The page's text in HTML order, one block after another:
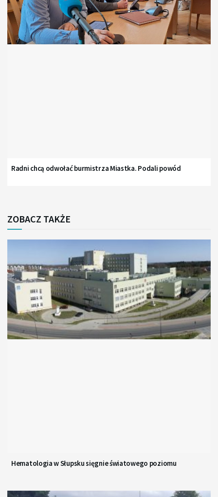
Radni chcą odwołać burmistrza Miastka. Podali powód
ZOBACZ TAKŻE
Hematologia w Słupsku sięgnie światowego poziomu